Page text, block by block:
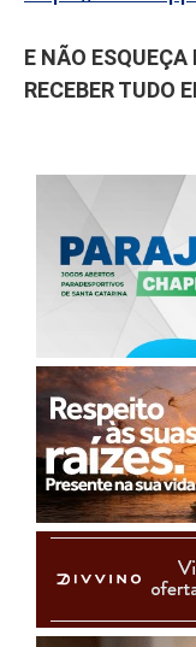
E NÃO
RECEBER TUDO